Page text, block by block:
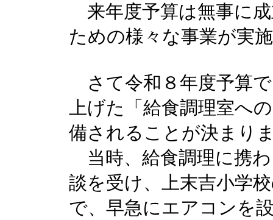
来年度予算は無事に
ための様々な事業が実
さて令和８年度予算
上げた「給食調理室へ
備されることが決まり
当時、給食調理に携
談を受け、上末吉小学
で、早急にエアコンを